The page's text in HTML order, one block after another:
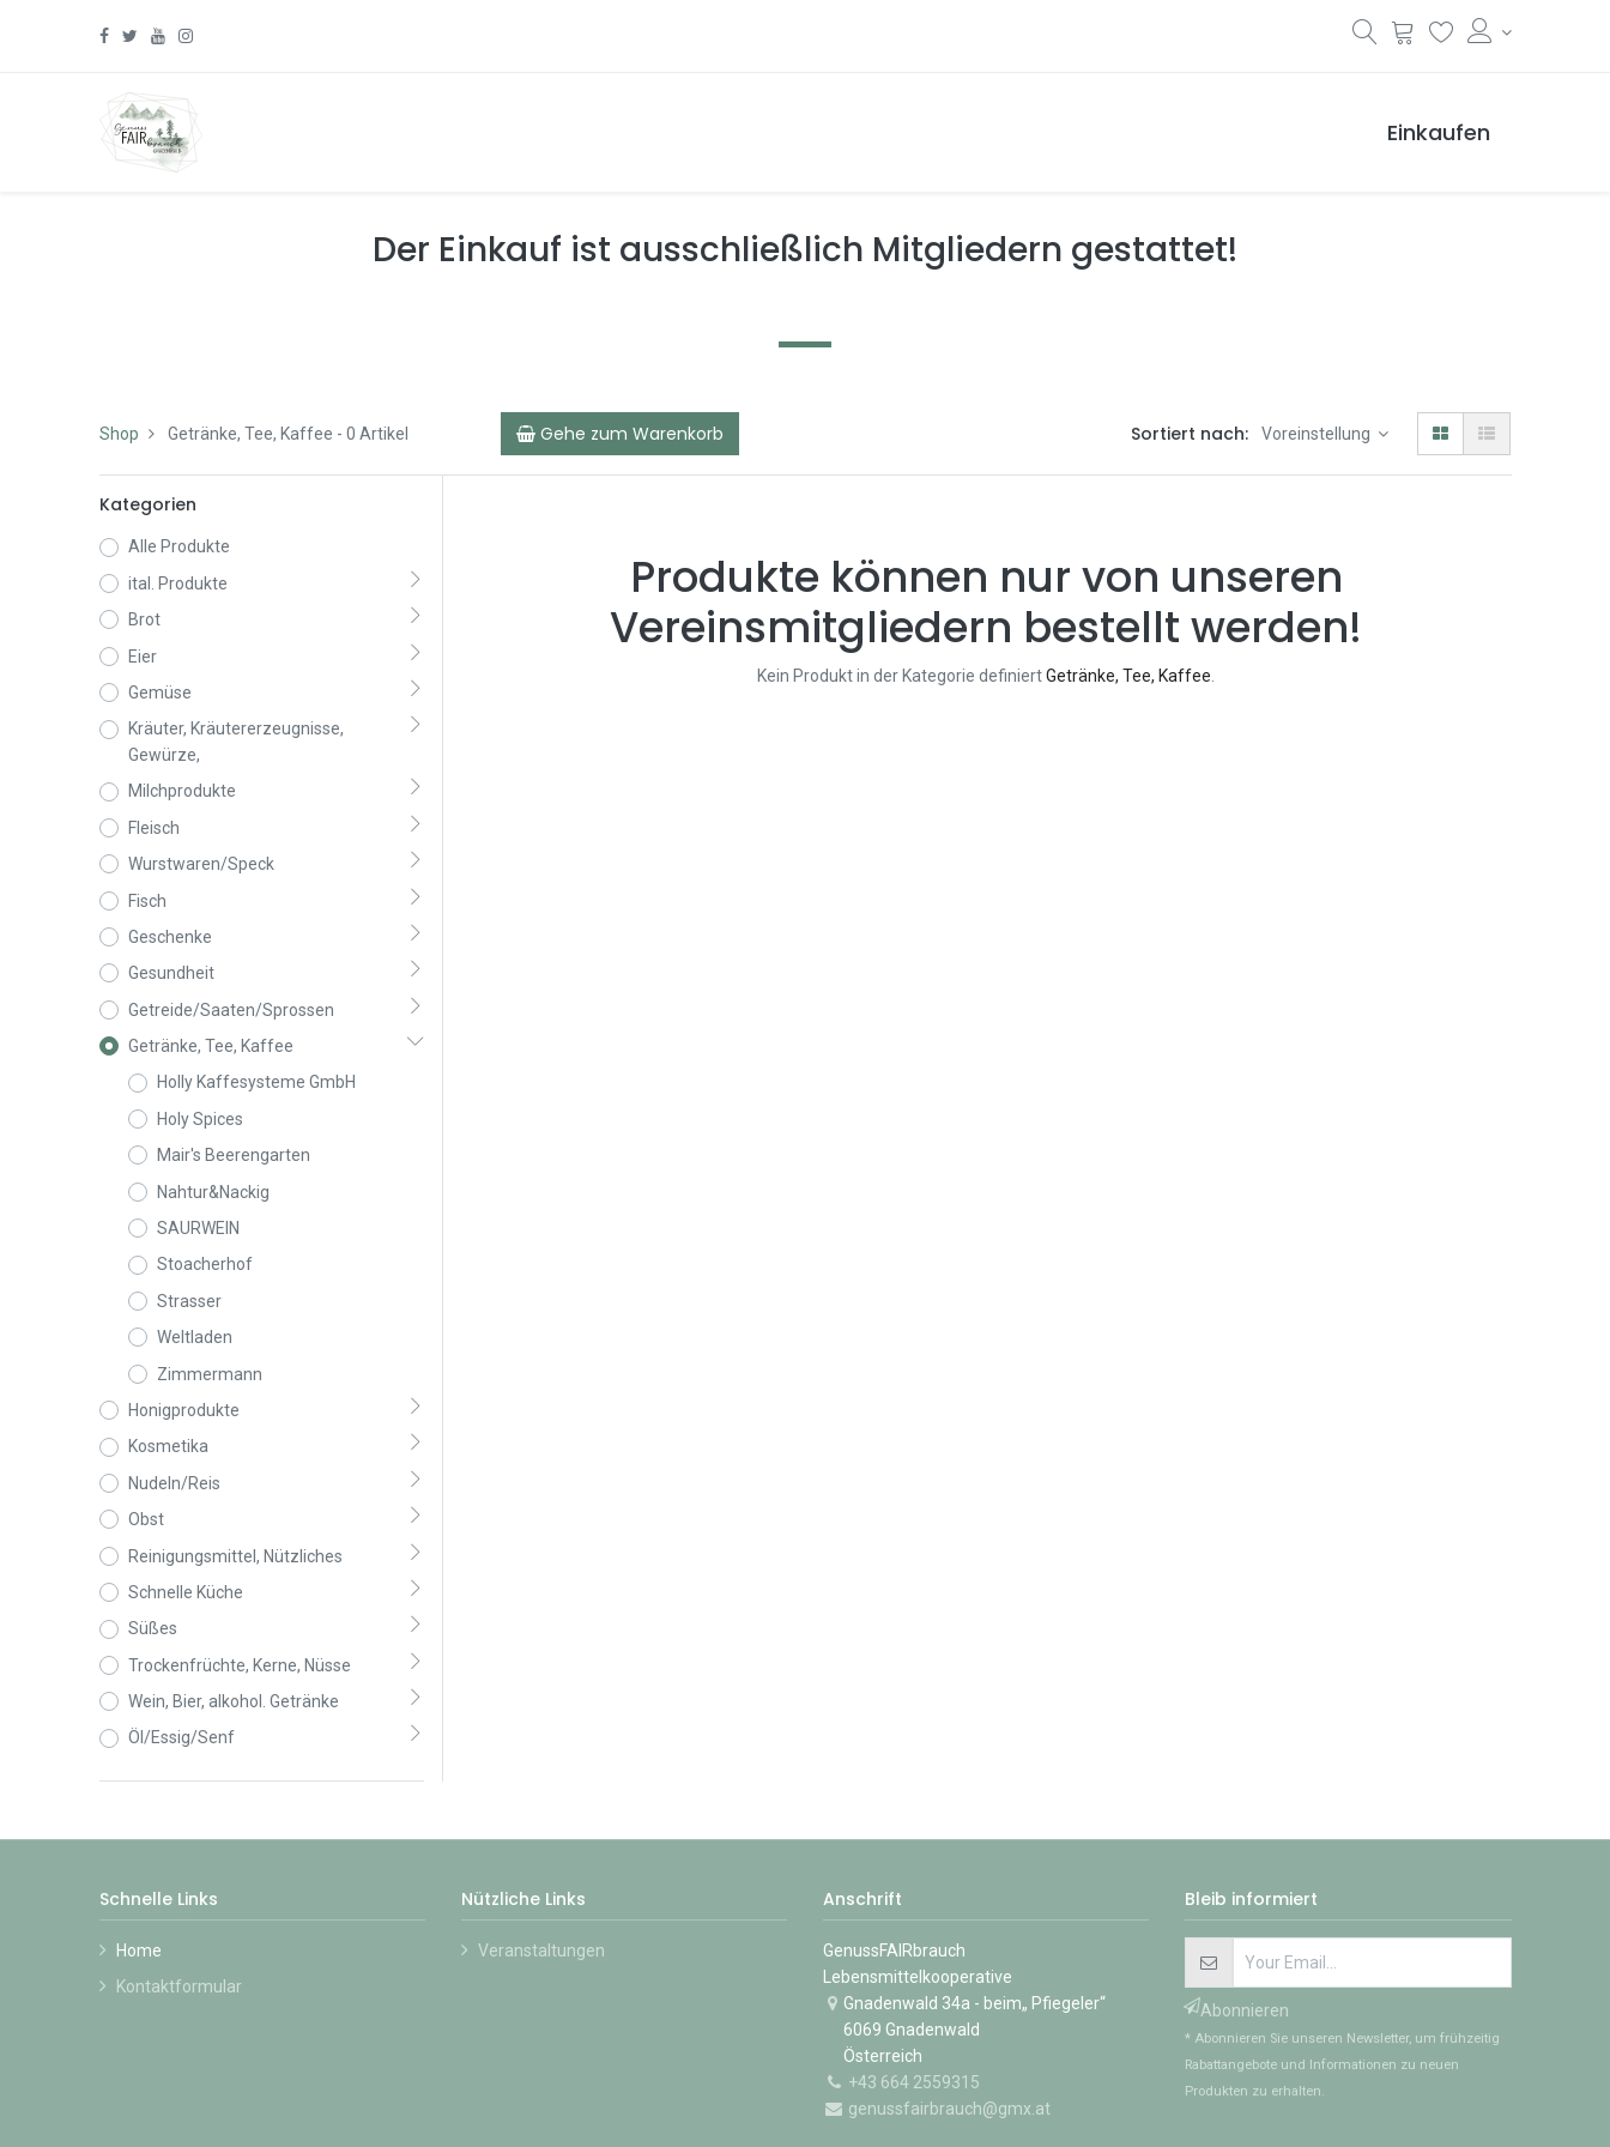
Einkaufen
Der Einkauf ist ausschließlich Mitgliedern gestattet!
Shop Getränke, Tee, Kaffee - 0 Artikel Gehe zum Warenkorb Sortiert nach: Voreinstellung
Kategorien
Alle Produkte
ital. Produkte
Brot
Eier
Gemüse
Kräuter, Kräutererzeugnisse,
Gewürze,
Milchprodukte
Fleisch
Wurstwaren/Speck
Fisch
Geschenke
Gesundheit
Getreide/Saaten/Sprossen
Getränke, Tee, Kaffee
Holly Kaffesysteme GmbH
Holy Spices
Mair's Beerengarten
Nahtur&Nackig
SAURWEIN
Stoacherhof
Strasser
Weltladen
Zimmermann
Honigprodukte
Kosmetika
Nudeln/Reis
Obst
Reinigungsmittel, Nützliches
Schnelle Küche
Süßes
Trockenfrüchte, Kerne, Nüsse
Wein, Bier, alkohol. Getränke
Öl/Essig/Senf
Produkte können nur von unseren
Vereinsmitgliedern bestellt werden!
Kein Produkt in der Kategorie definiertGetränke, Tee, Kaffee.
Schnelle Links
Home
Kontaktformular
Nützliche Links
Veranstaltungen
Anschrift
GenussFAIRbrauch
Lebensmittelkooperative
Gnadenwald 34a - beim„ Pfiegeler“
6069 Gnadenwald
Österreich
+43 664 2559315
genussfairbrauch@gmx.at
Bleib informiert
Abonnieren
* Abonnieren Sie unseren Newsletter, um frühzeitig
Rabattangebote und Informationen zu neuen
Produkten zu erhalten.